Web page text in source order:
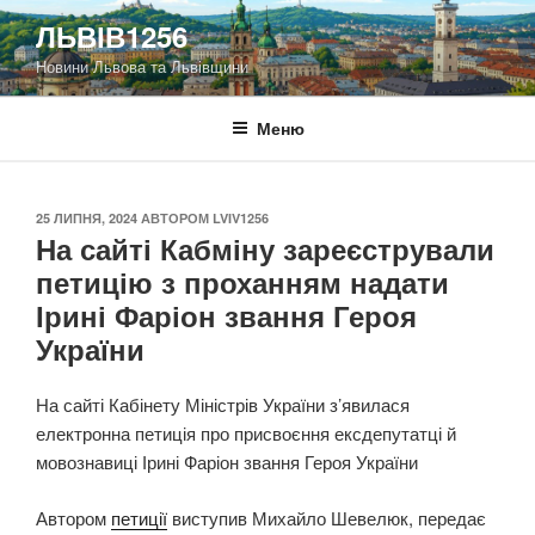
Перейти
до
вмісту
ЛЬВІВ1256
Новини Львова та Львівщини
Меню
ОПУБЛІКОВАНО
25 ЛИПНЯ, 2024 АВТОРОМ LVIV1256
На сайті Кабміну зареєстрували
петицію з проханням надати
Ірині Фаріон звання Героя
України
На сайті Кабінету Міністрів України з’явилася
електронна петиція про присвоєння ексдепутатці й
мовознавиці Ірині Фаріон звання Героя України
Автором петиції виступив Михайло Шевелюк, передає